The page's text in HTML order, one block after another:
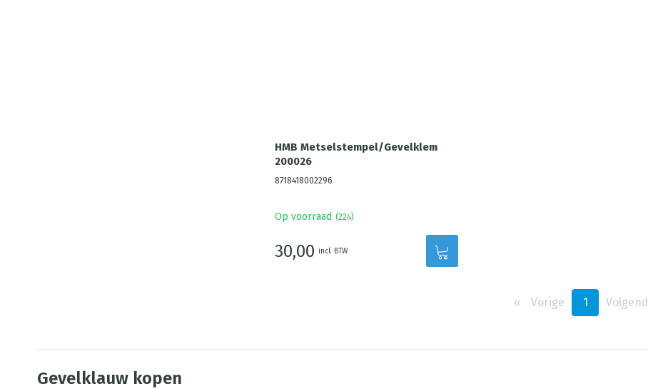
HMB Metselstempel/Gevelklem
200026
8718418002296
Op voorraad (224)
30,00 incl. BTW
‹‹ Vorige 1
Gevelklauw kopen